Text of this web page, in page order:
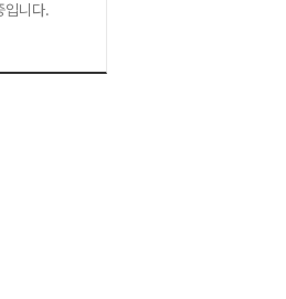
입니다.